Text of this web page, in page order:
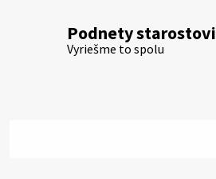
Podnety starostovi
Vyriešme to spolu